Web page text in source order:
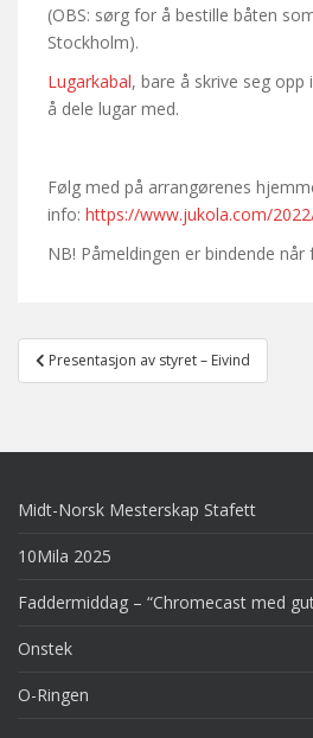
(OBS: sørg for å bestille båten
Stockholm).
Lugarkabal, bare å skrive seg
å dele lugar med.
Følg med på arrangørenes
info: https://www.jukola.com/
NB! Påmeldingen er bindende
Post
navigation
Presentasjon av styret – Eivind
Midt-Norsk Mesterskap Stafett
10Mila 2025
Faddermiddag – “Chromecast med
Onstek
O-Ringen